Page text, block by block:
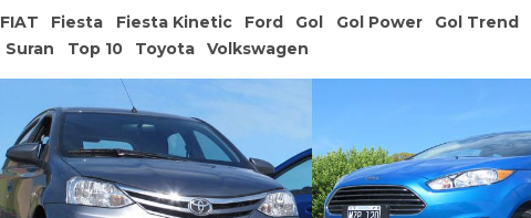
FIAT Fiesta Fiesta Kinetic Ford Gol Gol Power Gol Trend
Suran Top 10 Toyota Volkswagen